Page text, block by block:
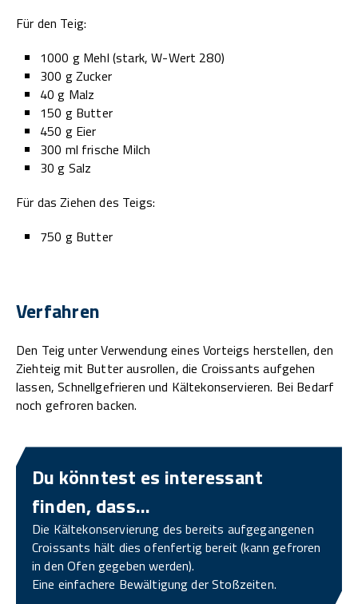
Für den Teig:
1000 g Mehl (stark, W-Wert 280)
300 g Zucker
40 g Malz
150 g Butter
450 g Eier
300 ml frische Milch
30 g Salz
Für das Ziehen des Teigs:
750 g Butter
Verfahren
Den Teig unter Verwendung eines Vorteigs herstellen, den
Ziehteig mit Butter ausrollen, die Croissants aufgehen
lassen, Schnellgefrieren und Kältekonservieren. Bei Bedarf
noch gefroren backen.
Du könntest es interessant
finden, dass…
Die Kältekonservierung des bereits aufgegangenen
Croissants hält dies ofenfertig bereit (kann gefroren
in den Ofen gegeben werden).
Eine einfachere Bewältigung der Stoßzeiten.